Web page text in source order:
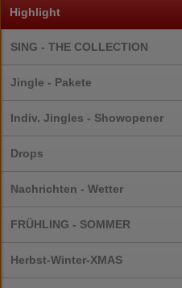
Highlight
SING - THE COLLECTION
Jingle - Pakete
Indiv. Jingles - Showopener
Drops
Nachrichten - Wetter
FRÜHLING - SOMMER
Herbst-Winter-XMAS